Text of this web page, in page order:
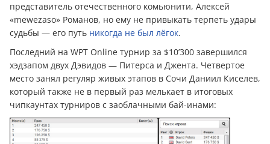
представитель отечественного комьюнити, Алексей
«mewezaso» Романов, но ему не привыкать терпеть удары
судьбы — его путь никогда не был лёгок.
Последний на WPT Online турнир за $10’300 завершился
хэдзапом двух Дэвидов — Питерса и Джента. Четвертое
место занял регуляр живых этапов в Сочи Даниил Киселев,
который также не в первый раз мелькает в итоговых
чипкаунтах турниров с заоблачными бай-инами: